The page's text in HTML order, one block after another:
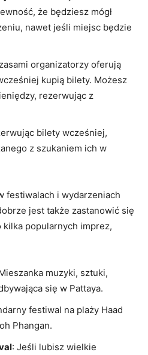
że będziesz mógł
nawet jeśli miejsc będzie
organizatorzy oferują
kupią bilety. Możesz
rezerwując z
bilety wcześniej,
z szukaniem ich w
festiwalach i wydarzeniach
jest także zastanowić się
kilka ‍popularnych imprez,
muzyki, sztuki,
się w Pattaya.
festiwal na plaży Haad
Phangan.
: Jeśli lubisz wielkie